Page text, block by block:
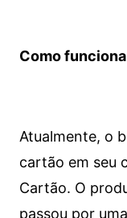
Como
Atualmente, o
cartão em seu
Cartão. O
passou por